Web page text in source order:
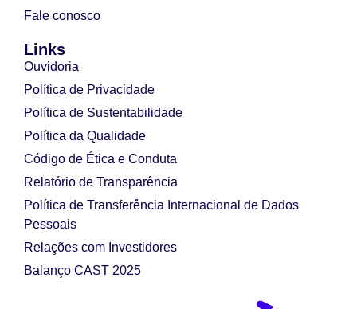
Fale conosco
Links
Ouvidoria
Política de Privacidade
Política de Sustentabilidade
Política da Qualidade
Código de Ética e Conduta
Relatório de Transparência
Política de Transferência Internacional de Dados
Pessoais
Relações com Investidores
Balanço CAST 2025